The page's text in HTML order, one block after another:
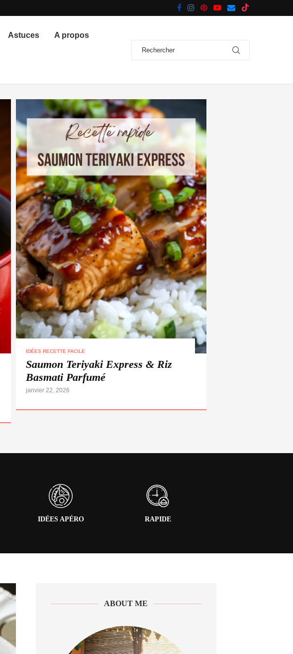
Astuces A propos
IDÉES RECETTE FACILE
Saumon Teriyaki Express & Riz
Basmati Parfumé
janvier 22, 2026
IDÉES APÉRO RAPIDE
ABOUT ME